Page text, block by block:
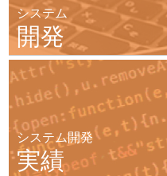
システム
開発
システム開発
実績